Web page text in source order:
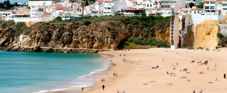
BROCHURE PDF
WHERE TO BUY
FEATURED